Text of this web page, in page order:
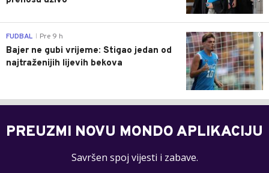
0
FUDBAL Pre 9 h
Bajer ne gubi vrijeme: Stigao jedan od
najtraženijih lijevih bekova
PREUZMI NOVU MONDO APLIKACIJU
Savršen spoj vijesti i zabave.